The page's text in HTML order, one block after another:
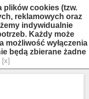
plików cookies (tzw.
reklamowych oraz
indywidualnie
Każdy może
możliwość wyłączenia
będą zbierane żadne
[x]